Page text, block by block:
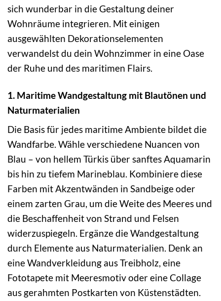
sich wunderbar in die Gestaltung deiner
Wohnräume integrieren. Mit einigen
ausgewählten Dekorationselementen
verwandelst du dein Wohnzimmer in eine Oase
der Ruhe und des maritimen Flairs.
1. Maritime Wandgestaltung mit Blautönen und
Naturmaterialien
Die Basis für jedes maritime Ambiente bildet die
Wandfarbe. Wähle verschiedene Nuancen von
Blau – von hellem Türkis über sanftes Aquamarin
bis hin zu tiefem Marineblau. Kombiniere diese
Farben mit Akzentwänden in Sandbeige oder
einem zarten Grau, um die Weite des Meeres und
die Beschaffenheit von Strand und Felsen
widerzuspiegeln. Ergänze die Wandgestaltung
durch Elemente aus Naturmaterialien. Denk an
eine Wandverkleidung aus Treibholz, eine
Fototapete mit Meeresmotiv oder eine Collage
aus gerahmten Postkarten von Küstenstädten.